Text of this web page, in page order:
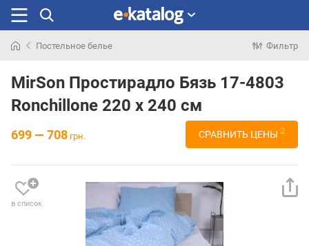
раньше
Постельное белье Фильтр
MirSon Простирадло Бязь 17-4803
Ronchillone 220 х 240 см
699 — 708 грн. СРАВНИТЬ ЦЕНЫ 2
в список